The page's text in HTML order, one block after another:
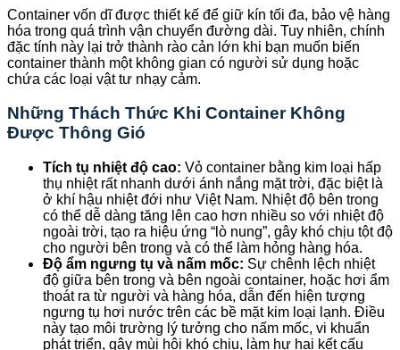
Container vốn dĩ được thiết kế để giữ kín tối đa, bảo vệ hàng
hóa trong quá trình vận chuyển đường dài. Tuy nhiên, chính
đặc tính này lại trở thành rào cản lớn khi bạn muốn biến
container thành một không gian có người sử dụng hoặc
chứa các loại vật tư nhạy cảm.
Những Thách Thức Khi Container Không
Được Thông Gió
Tích tụ nhiệt độ cao: Vỏ container bằng kim loại hấp
thụ nhiệt rất nhanh dưới ánh nắng mặt trời, đặc biệt là
ở khí hậu nhiệt đới như Việt Nam. Nhiệt độ bên trong
có thể dễ dàng tăng lên cao hơn nhiều so với nhiệt độ
ngoài trời, tạo ra hiệu ứng “lò nung”, gây khó chịu tột độ
cho người bên trong và có thể làm hỏng hàng hóa.
Độ ẩm ngưng tụ và nấm mốc: Sự chênh lệch nhiệt
độ giữa bên trong và bên ngoài container, hoặc hơi ẩm
thoát ra từ người và hàng hóa, dẫn đến hiện tượng
ngưng tụ hơi nước trên các bề mặt kim loại lạnh. Điều
này tạo môi trường lý tưởng cho nấm mốc, vi khuẩn
phát triển, gây mùi hôi khó chịu, làm hư hại kết cấu